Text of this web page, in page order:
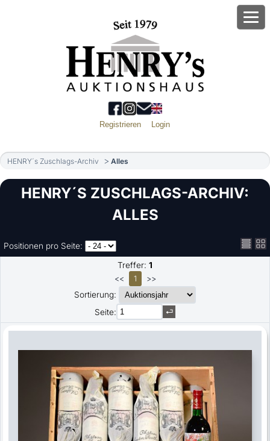
Registrieren Login
HENRY´s Zuschlags-Archiv Alles
HENRY´S ZUSCHLAGS-ARCHIV:
ALLES
Positionen pro Seite:
Treffer: 1
<< 1 >>
Sortierung:
Seite: